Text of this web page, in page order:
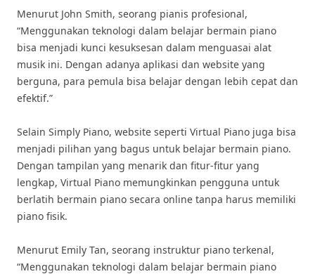
Menurut John Smith, seorang pianis profesional,
“Menggunakan teknologi dalam belajar bermain piano
bisa menjadi kunci kesuksesan dalam menguasai alat
musik ini. Dengan adanya aplikasi dan website yang
berguna, para pemula bisa belajar dengan lebih cepat dan
efektif.”
Selain Simply Piano, website seperti Virtual Piano juga bisa
menjadi pilihan yang bagus untuk belajar bermain piano.
Dengan tampilan yang menarik dan fitur-fitur yang
lengkap, Virtual Piano memungkinkan pengguna untuk
berlatih bermain piano secara online tanpa harus memiliki
piano fisik.
Menurut Emily Tan, seorang instruktur piano terkenal,
“Menggunakan teknologi dalam belajar bermain piano